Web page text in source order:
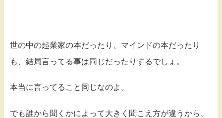
世の中の起業家の本だったり、マインドの本だったり
も、結局言ってる事は同じだったりするでしょ。
本当に言ってること同じなのよ。
でも誰から聞くかによって大きく聞こえ方が違うから、